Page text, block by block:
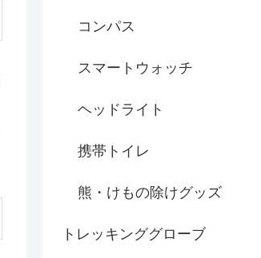
コンパス
スマートウォッチ
ヘッドライト
携帯トイレ
熊・けもの除けグッズ
トレッキンググローブ